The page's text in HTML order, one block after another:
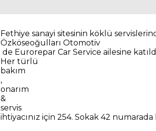
Fethiye sanayi sitesinin köklü
Özköseoğulları Otomotiv
de Eurorepar Car Service ailesine
Her türlü
bakım
,
onarım
&
servis
ihtiyacınız için 254. Sokak 42